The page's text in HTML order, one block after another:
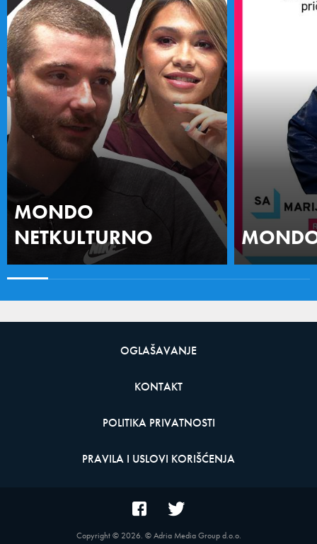
MONDO
NETKULTURNO
OGLAŠAVANJE
KONTAKT
POLITIKA PRIVATNOSTI
PRAVILA I USLOVI KORIŠĆENJA
Copyright © 2026. © Adria Media Group d.o.o.